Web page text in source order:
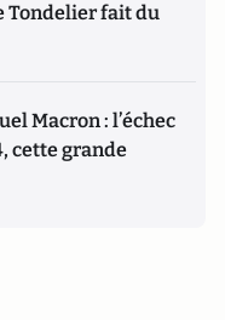
Tondelier fait du
Macron : l’échec
cette grande